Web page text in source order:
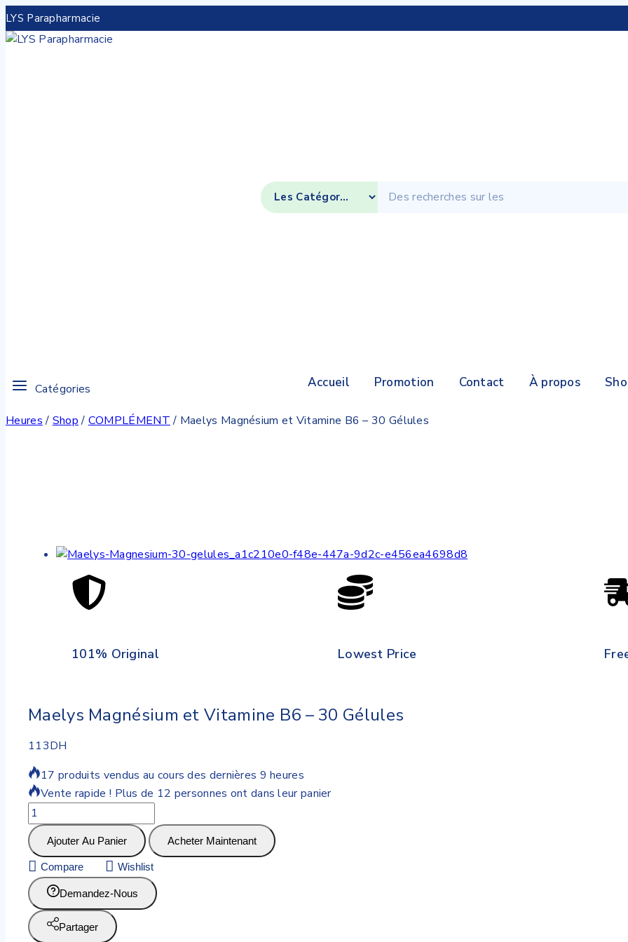
LYS Parapharmacie
Catégories Accueil Promotion Contact À propos
Heures / Shop / COMPLÉMENT / Maelys Magnésium et Vitamine B6 – 30 Gélules
101% Original Lowest Price
Maelys Magnésium et Vitamine B6 – 30 Gélules
113DH
17 produits vendus au cours des dernières 9 heures
Vente rapide ! Plus de 12 personnes ont dans leur panier
Ajouter Au Panier Acheter Maintenant
Compare Wishlist
Demandez-Nous
Partager